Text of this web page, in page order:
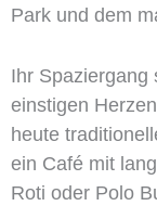
Park und dem
Ihr Spaziergang
einstigen
heute
ein Café mit
Roti oder Polo